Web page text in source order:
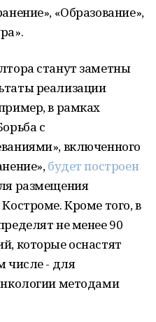
«Образование»,
станут заметны
реализации
в рамках
с
включенного
будет построен
размещения
Кроме того, в
не менее 90
которые оснастят
числе - для
методами